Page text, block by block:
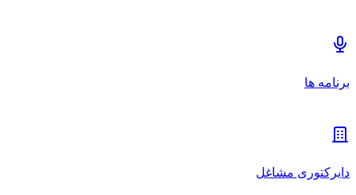
برنامه ها
دایرکتوری مشاغل